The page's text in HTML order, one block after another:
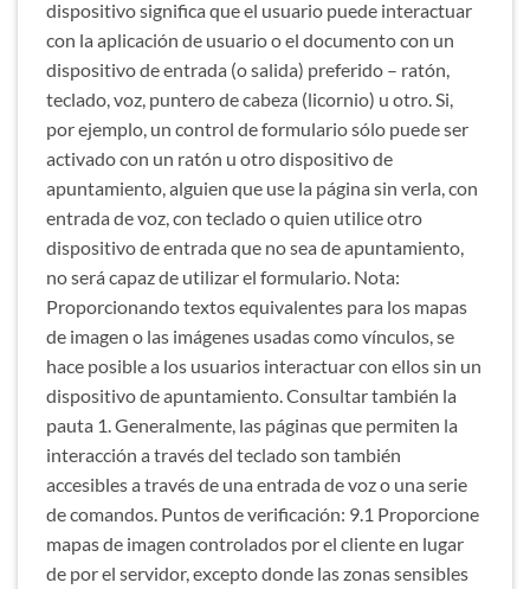
dispositivo significa que el usuario puede interactuar
con la aplicación de usuario o el documento con un
dispositivo de entrada (o salida) preferido – ratón,
teclado, voz, puntero de cabeza (licornio) u otro. Si,
por ejemplo, un control de formulario sólo puede ser
activado con un ratón u otro dispositivo de
apuntamiento, alguien que use la página sin verla, con
entrada de voz, con teclado o quien utilice otro
dispositivo de entrada que no sea de apuntamiento,
no será capaz de utilizar el formulario. Nota:
Proporcionando textos equivalentes para los mapas
de imagen o las imágenes usadas como vínculos, se
hace posible a los usuarios interactuar con ellos sin un
dispositivo de apuntamiento. Consultar también la
pauta 1. Generalmente, las páginas que permiten la
interacción a través del teclado son también
accesibles a través de una entrada de voz o una serie
de comandos. Puntos de verificación: 9.1 Proporcione
mapas de imagen controlados por el cliente en lugar
de por el servidor, excepto donde las zonas sensibles